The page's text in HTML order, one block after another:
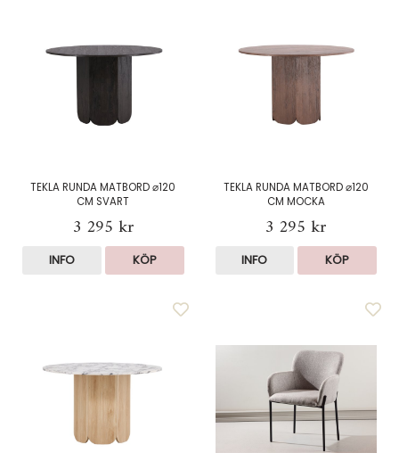
TEKLA RUNDA MATBORD ⌀120
CM SVART
3 295 kr
INFO KÖP
TEKLA RUNDA MATBORD ⌀120
CM MOCKA
3 295 kr
INFO KÖP